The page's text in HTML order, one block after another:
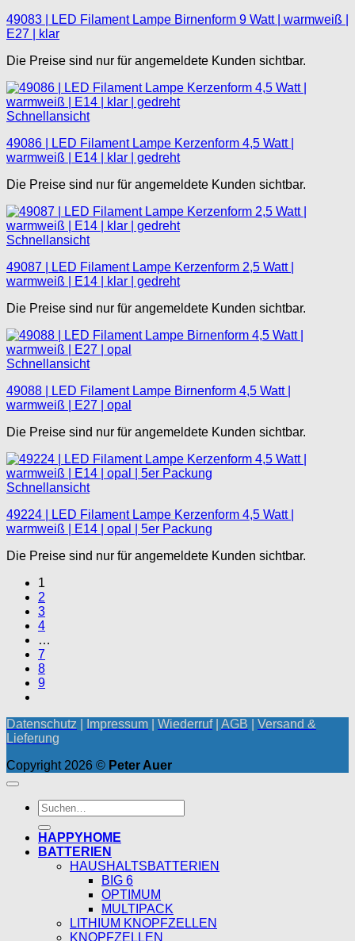
49083 | LED Filament Lampe Birnenform 9 Watt | warmweiß |
E27 | klar
Die Preise sind nur für angemeldete Kunden sichtbar.
Schnellansicht
49086 | LED Filament Lampe Kerzenform 4,5 Watt |
warmweiß | E14 | klar | gedreht
Die Preise sind nur für angemeldete Kunden sichtbar.
Schnellansicht
49087 | LED Filament Lampe Kerzenform 2,5 Watt |
warmweiß | E14 | klar | gedreht
Die Preise sind nur für angemeldete Kunden sichtbar.
Schnellansicht
49088 | LED Filament Lampe Birnenform 4,5 Watt |
warmweiß | E27 | opal
Die Preise sind nur für angemeldete Kunden sichtbar.
Schnellansicht
49224 | LED Filament Lampe Kerzenform 4,5 Watt |
warmweiß | E14 | opal | 5er Packung
Die Preise sind nur für angemeldete Kunden sichtbar.
1
2
3
4
…
7
8
9
Datenschutz Impressum Wiederruf| AGB
Versand &
Lieferung
Copyright 2026 © Peter Auer
Suchen
nach:
HAPPYHOME
BATTERIEN
HAUSHALTSBATTERIEN
BIG 6
OPTIMUM
MULTIPACK
LITHIUM KNOPFZELLEN
KNOPFZELLEN